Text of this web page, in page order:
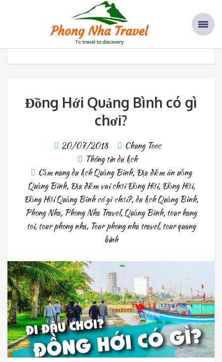
Tác giả: Chung Tooc
Home Tác giả: Chung Tooc
Đồng Hới Quảng Bình có gì
chơi?
20/07/2018
Chung Tooc
Thông tin du lịch
Cẩm nang du lịch Quảng Bình, Địa điểm ăn uống
Quảng Bình, Địa điểm vui chơi Đồng Hới, Đồng Hới,
Đồng Hới Quảng Bình có gì chơi?,du lịch Quảng Bình,
Phong Nha, Phong Nha Travel,Quảng Bình, tour hang
toi, tour phong nha, Tour phong nha travel,tour quang
binh